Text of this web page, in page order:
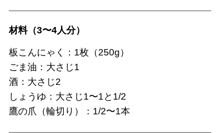
材料（3〜4人分）
板こんにゃく：1枚（250g）
ごま油：大さじ1
酒：大さじ2
しょうゆ：大さじ1〜1と1/2
鷹の爪（輪切り）：1/2〜1本